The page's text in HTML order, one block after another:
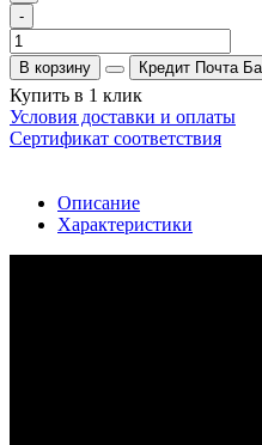
-
В корзину Кредит Почта
Купить в 1 клик
Условия доставки и оплаты
Сертификат соответствия
Описание
Характеристики